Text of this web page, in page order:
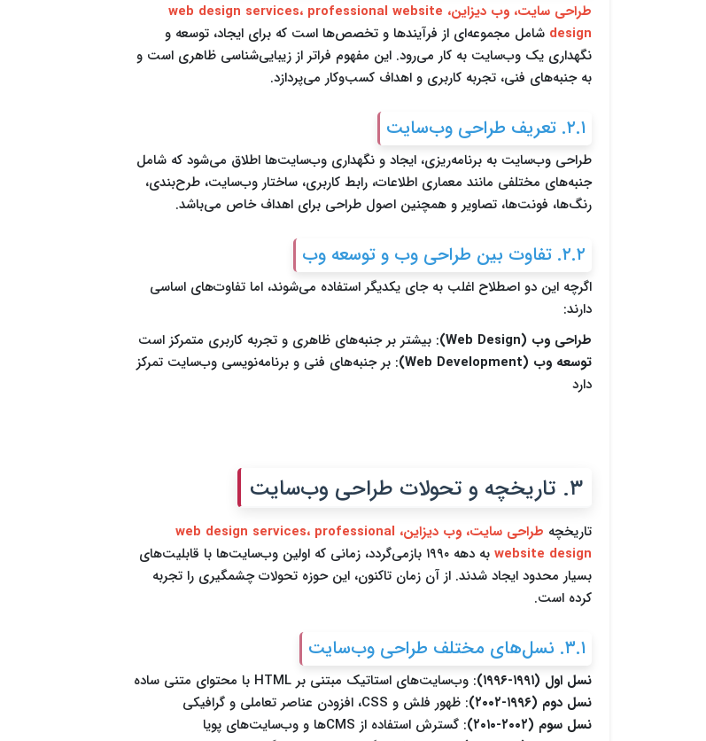
طراحی سایت، وب دیزاین، web design services، professional website
design شامل مجموعه‌ای از فرآیندها و تخصص‌ها است که برای ایجاد، توسعه و
نگهداری یک وب‌سایت به کار می‌رود. این مفهوم فراتر از زیبایی‌شناسی ظاهری است و
به جنبه‌های فنی، تجربه کاربری و اهداف کسب‌وکار می‌پردازد.
۲.۱. تعریف طراحی وب‌سایت
طراحی وب‌سایت به برنامه‌ریزی، ایجاد و نگهداری وب‌سایت‌ها اطلاق می‌شود که شامل
جنبه‌های مختلفی مانند معماری اطلاعات، رابط کاربری، ساختار وب‌سایت، طرح‌بندی،
رنگ‌ها، فونت‌ها، تصاویر و همچنین اصول طراحی برای اهداف خاص می‌باشد.
۲.۲. تفاوت بین طراحی وب و توسعه وب
اگرچه این دو اصطلاح اغلب به جای یکدیگر استفاده می‌شوند، اما تفاوت‌های اساسی
دارند:
طراحی وب (Web Design)
: بیشتر بر جنبه‌های ظاهری و تجربه کاربری متمرکز است
توسعه وب (Web Development)
: بر جنبه‌های فنی و برنامه‌نویسی وب‌سایت تمرکز
دارد
۳. تاریخچه و تحولات طراحی وب‌سایت
تاریخچه
طراحی سایت، وب دیزاین، web design services، professional
website design
به دهه ۱۹۹۰ بازمی‌گردد، زمانی که اولین وب‌سایت‌ها با قابلیت‌های
بسیار محدود ایجاد شدند. از آن زمان تاکنون، این حوزه تحولات چشمگیری را تجربه
کرده است.
۳.۱. نسل‌های مختلف طراحی وب‌سایت
نسل اول (۱۹۹۱-۱۹۹۶)
: وب‌سایت‌های استاتیک مبتنی بر HTML با محتوای متنی ساده
نسل دوم (۱۹۹۶-۲۰۰۲)
: ظهور فلش و CSS، افزودن عناصر تعاملی و گرافیکی
نسل سوم (۲۰۰۲-۲۰۱۰)
: گسترش استفاده از CMSها و وب‌سایت‌های پویا